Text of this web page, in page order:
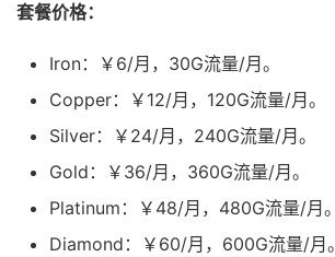
套餐价格：
Iron：￥6/月，30G流量/月。
Copper：￥12/月，120G流量/月。
Silver：￥24/月，240G流量/月。
Gold：￥36/月，360G流量/月。
Platinum：￥48/月，480G流量/月。
Diamond：￥60/月，600G流量/月。